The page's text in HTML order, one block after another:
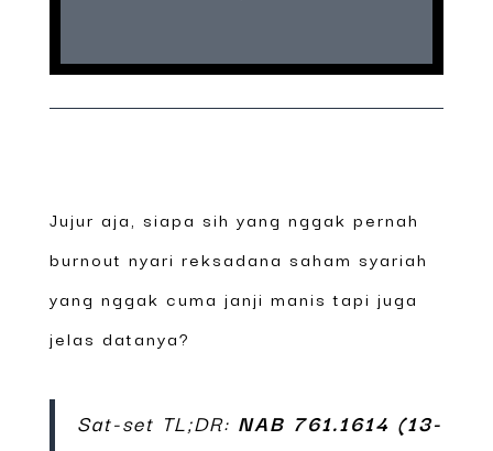
Jujur aja, siapa sih yang nggak pernah
burnout nyari reksadana saham syariah
yang nggak cuma janji manis tapi juga
jelas datanya?
Sat-set TL;DR: NAB 761.1614 (13-